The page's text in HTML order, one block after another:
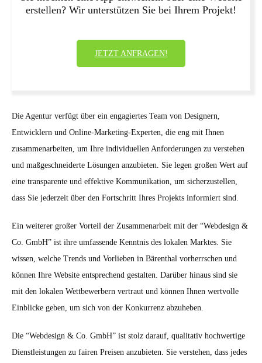
erstellen? Wir unterstützen Sie bei Ihrem Projekt!
JETZT ANFRAGEN!
Die Agentur verfügt über ein engagiertes Team von Designern,
Entwicklern und Online-Marketing-Experten, die eng mit Ihnen
zusammenarbeiten, um Ihre individuellen Anforderungen zu verstehen
und maßgeschneiderte Lösungen anzubieten. Sie legen großen Wert auf
eine transparente und effektive Kommunikation, um sicherzustellen,
dass Sie jederzeit über den Fortschritt Ihres Projekts informiert sind.
Ein weiterer großer Vorteil der Zusammenarbeit mit der “Webdesign &
Co. GmbH” ist ihre umfassende Kenntnis des lokalen Marktes. Sie
wissen, welche Trends und Vorlieben in Bärenthal vorherrschen und
können Ihre Website entsprechend gestalten. Darüber hinaus sind sie
mit den lokalen Wettbewerbern vertraut und können Ihnen wertvolle
Einblicke geben, um sich von der Konkurrenz abzuheben.
Die “Webdesign & Co. GmbH” ist stolz darauf, qualitativ hochwertige
Dienstleistungen zu fairen Preisen anzubieten. Sie verstehen, dass jedes